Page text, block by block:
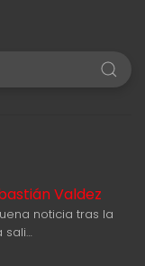
Valdez
noticia tras la
sali…